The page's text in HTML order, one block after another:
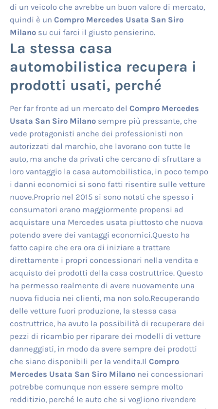
di un veicolo che avrebbe un buon valore di mercato,
quindi è un Compro Mercedes Usata San Siro
Milanosu cui farci il giusto pensierino.
La stessa casa
automobilistica recupera i
prodotti usati, perché
Per far fronte ad un mercato del Compro Mercedes
Usata San Siro Milanosempre più pressante, che
vede protagonisti anche dei professionisti non
autorizzati dal marchio, che lavorano con tutte le
auto, ma anche da privati che cercano di sfruttare a
loro vantaggio la casa automobilistica, in poco tempo
i danni economici si sono fatti risentire sulle vetture
nuove.Proprio nel 2015 si sono notati che spesso i
consumatori erano maggiormente propensi ad
acquistare una Mercedes usata piuttosto che nuova
potendo avere dei vantaggi economici.Questo ha
fatto capire che era ora di iniziare a trattare
direttamente i propri concessionari nella vendita e
acquisto dei prodotti della casa costruttrice. Questo
ha permesso realmente di avere nuovamente una
nuova fiducia nei clienti, ma non solo.Recuperando
delle vetture fuori produzione, la stessa casa
costruttrice, ha avuto la possibilità di recuperare dei
pezzi di ricambio per riparare dei modelli di vetture
danneggiati, in modo da avere sempre dei prodotti
che siano disponibili per la vendita.Il Compro
Mercedes Usata San Siro Milanonei concessionari
potrebbe comunque non essere sempre molto
redditizio, perché le auto che si vogliono rivendere